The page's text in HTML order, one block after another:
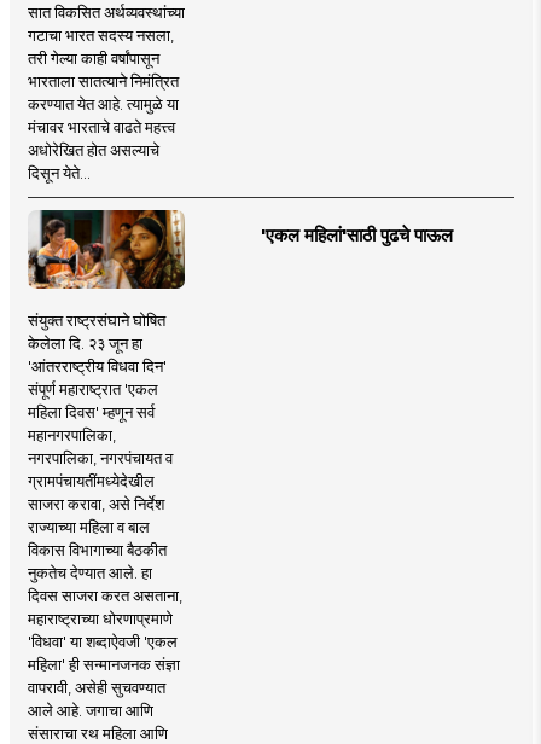
सात विकसित अर्थव्यवस्थांच्या
गटाचा भारत सदस्य नसला,
तरी गेल्या काही वर्षांपासून
भारताला सातत्याने निमंत्रित
करण्यात येत आहे. त्यामुळे या
मंचावर भारताचे वाढते महत्त्व
अधोरेखित होत असल्याचे
दिसून येते...
'एकल महिलां'साठी पुढचे पाऊल
संयुक्त राष्ट्रसंघाने घोषित
केलेला दि. २३ जून हा
'आंतरराष्ट्रीय विधवा दिन'
संपूर्ण महाराष्ट्रात 'एकल
महिला दिवस' म्हणून सर्व
महानगरपालिका,
नगरपालिका, नगरपंचायत व
ग्रामपंचायतींमध्येदेखील
साजरा करावा, असे निर्देश
राज्याच्या महिला व बाल
विकास विभागाच्या बैठकीत
नुकतेच देण्यात आले. हा
दिवस साजरा करत असताना,
महाराष्ट्राच्या धोरणाप्रमाणे
'विधवा' या शब्दाऐवजी 'एकल
महिला' ही सन्मानजनक संज्ञा
वापरावी, असेही सुचवण्यात
आले आहे. जगाचा आणि
संसाराचा रथ महिला आणि